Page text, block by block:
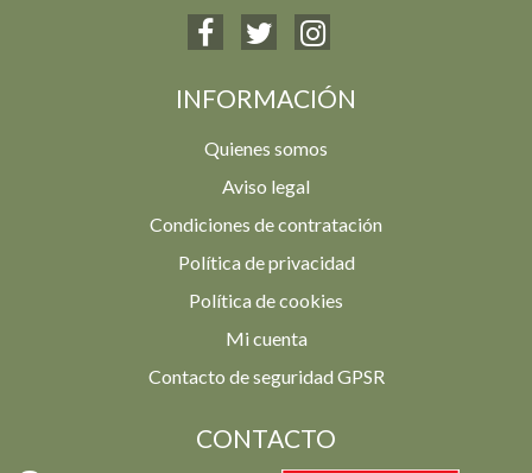
INFORMACIÓN
Quienes somos
Aviso legal
Condiciones de contratación
Política de privacidad
Política de cookies
Mi cuenta
Contacto de seguridad GPSR
CONTACTO